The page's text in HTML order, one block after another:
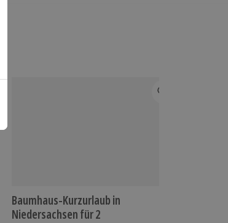
Baumhaus-Kurzurlaub in
Niedersachsen für 2